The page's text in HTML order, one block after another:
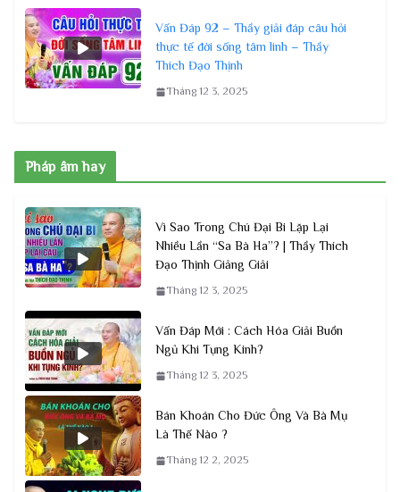
Vấn Đáp 92 – Thầy giải đáp câu hỏi
thực tế đời sống tâm linh – Thầy
Thích Đạo Thịnh
Tháng 12 3, 2025
Pháp âm hay
Vì Sao Trong Chú Đại Bi Lặp Lại
Nhiều Lần “Sa Bà Ha”? | Thầy Thích
Đạo Thịnh Giảng Giải
Tháng 12 3, 2025
Vấn Đáp Mới : Cách Hóa Giải Buồn
Ngủ Khi Tụng Kinh?
Tháng 12 3, 2025
Bán Khoán Cho Đức Ông Và Bà Mụ
Là Thế Nào ?
Tháng 12 2, 2025